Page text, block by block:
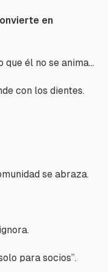
en
que él no se anima…
con los dientes.
se abraza.
para socios”.